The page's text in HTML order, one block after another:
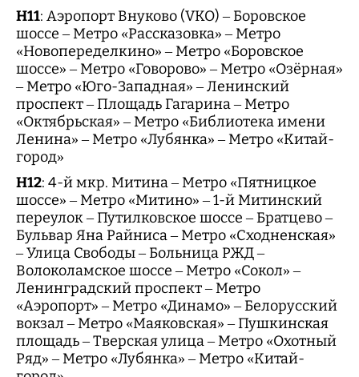
Н11: Аэропорт Внуково (VKO) – Боровское
шоссе – Метро «Рассказовка» – Метро
«Новопеределкино» – Метро «Боровское
шоссе» – Метро «Говорово» – Метро «Озёрная»
– Метро «Юго-Западная» – Ленинский
проспект – Площадь Гагарина – Метро
«Октябрьская» – Метро «Библиотека имени
Ленина» – Метро «Лубянка» – Метро «Китай-
город»
Н12: 4-й мкр. Митина – Метро «Пятницкое
шоссе» – Метро «Митино» – 1-й Митинский
переулок – Путилковское шоссе – Братцево –
Бульвар Яна Райниса – Метро «Сходненская»
– Улица Свободы – Больница РЖД –
Волоколамское шоссе – Метро «Сокол» –
Ленинградский проспект – Метро
«Аэропорт» – Метро «Динамо» – Белорусский
вокзал – Метро «Маяковская» – Пушкинская
площадь – Тверская улица – Метро «Охотный
Ряд» – Метро «Лубянка» – Метро «Китай-